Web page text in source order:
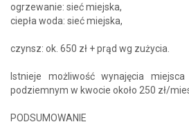
ogrzewanie: sieć miejska,
ciepła woda: sieć miejska,
czynsz: ok. 650 zł + prąd wg zużycia.
Istnieje możliwość wynajęcia
podziemnym w kwocie około 250 zł/
PODSUMOWANIE